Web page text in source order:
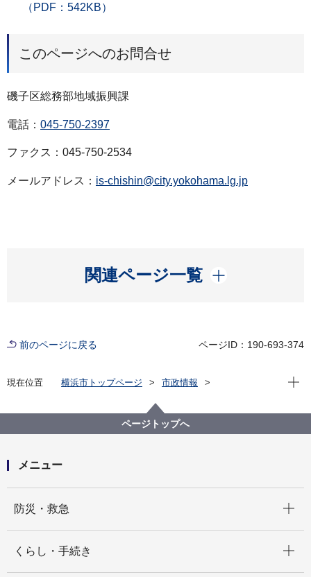
（PDF：542KB）
このページへのお問合せ
磯子区総務部地域振興課
電話： 045-750-2397
ファクス：045-750-2534
メールアドレス： is-chishin@city.yokohama.lg.jp
関連ページ一覧
開く
前のページに戻る ページID：190-693-374
現在位置 横浜市トップページ
市政情報
「スポＧＯＭＩ大会 in 磯子」を開催します！！～私た
ちのまちを私たちできれいにしよう～
現在
ページトップへ
メニュー
防災・救急
くらし・手続き